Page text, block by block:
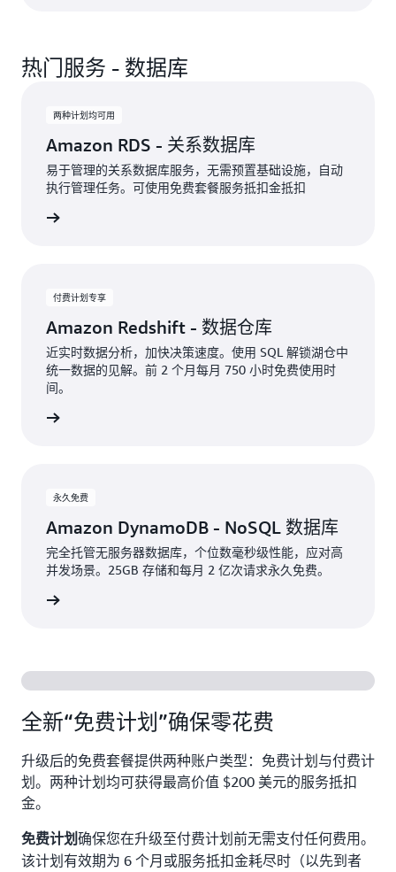
热门服务 - 数据库
两种计划均可用
Amazon RDS - 关系数据库
易于管理的关系数据库服务，无需预置基础设施，自动
执行管理任务。可使用免费套餐服务抵扣金抵扣
付费计划专享
Amazon Redshift - 数据仓库
近实时数据分析，加快决策速度。使用 SQL 解锁湖仓中
统一数据的见解。前 2 个月每月 750 小时免费使用时
间。
永久免费
Amazon DynamoDB - NoSQL 数据库
完全托管无服务器数据库，个位数毫秒级性能，应对高
并发场景。25GB 存储和每月 2 亿次请求永久免费。
全新“免费计划”确保零花费
升级后的免费套餐提供两种账户类型：免费计划与付费计
划。两种计划均可获得最高价值 $200 美元的服务抵扣
金。
免费计划确保您在升级至付费计划前无需支付任何费用。
该计划有效期为 6 个月或服务抵扣金耗尽时（以先到者